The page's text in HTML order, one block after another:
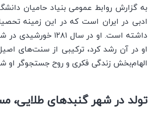
به گزارش روابط عمومی بنیاد حامیان
ادبی در ایران است که در این زمینه
داشته است. او در
او در آن رشد کرد، ترکیبی از سنت‌های
الهام‌بخش زندگی فکری و روح جستجوگر او
تولد در شهر گنبدهای طلایی،